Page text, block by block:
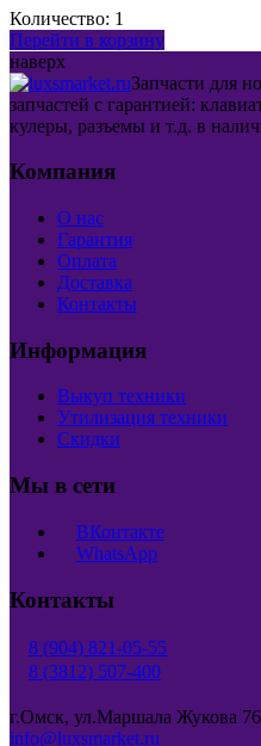
Количество: 1
Перейти в корзину
наверх
Запчасти для
запчастей с гарантией:
кулеры, разъемы и т.д. в
Компания
О нас
Гарантия
Оплата
Доставка
Контакты
Информация
Выкуп техники
Утилизация техники
Скидки
Мы в сети
ВКонтакте
WhatsApp
Контакты
8 (904) 821-05-55
8 (3812) 507-400
г.Омск, ул.Маршала Жукова 76
info@luxsmarket.ru